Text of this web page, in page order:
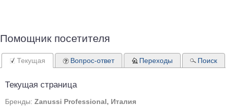
Помощник посетителя
Текущая
Текущая страница
Бренды: Zanussi Professional, Италия
Вопрос-ответ Переходы Поиск